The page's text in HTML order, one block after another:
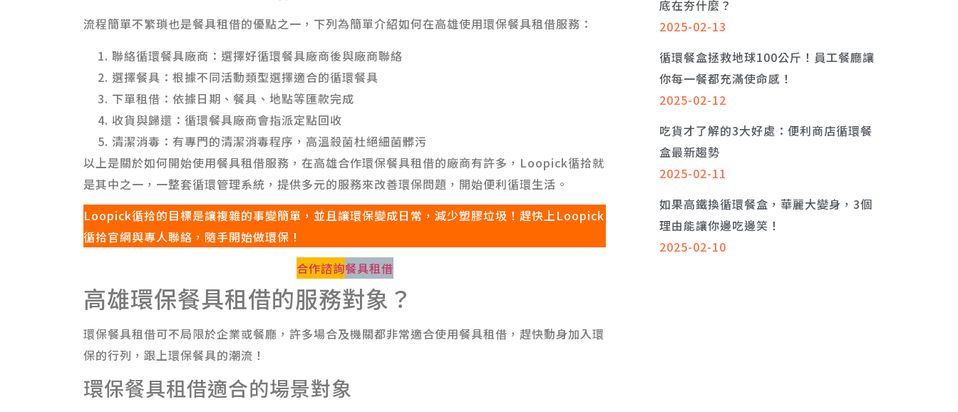
流程簡單不繁瑣也是餐具租借的優點之一，下列為簡單介紹如何在高雄使用環保餐具租借服務：
聯絡循環餐具廠商：選擇好循環餐具廠商後與廠商聯絡
選擇餐具：根據不同活動類型選擇適合的循環餐具
下單租借：依據日期、餐具、地點等匯款完成
收貨與歸還：循環餐具廠商會指派定點回收
清潔消毒：有專門的清潔消毒程序，高溫殺菌杜絕細菌髒污
以上是關於如何開始使用餐具租借服務，在高雄合作環保餐具租借的廠商有許多，Loopick循拾就
是其中之一，一整套循環管理系統，提供多元的服務來改善環保問題，開始便利循環生活。
Loopick循拾的目標是讓複雜的事變簡單，並且讓環保變成日常，減少塑膠垃圾！趕快上Loopick
循拾官網與專人聯絡，隨手開始做環保！
合作諮詢餐具租借
高雄環保餐具租借的服務對象？
環保餐具租借可不局限於企業或餐廳，許多場合及機關都非常適合使用餐具租借，趕快動身加入環
保的行列，跟上環保餐具的潮流！
環保餐具租借適合的場景對象
底在夯什麼？
2025-02-13
循環餐盒拯救地球100公斤！員工餐廳讓
你每一餐都充滿使命感！
2025-02-12
吃貨才了解的3大好處：便利商店循環餐
盒最新趨勢
2025-02-11
如果高鐵換循環餐盒，華麗大變身，3個
理由能讓你邊吃邊笑！
2025-02-10